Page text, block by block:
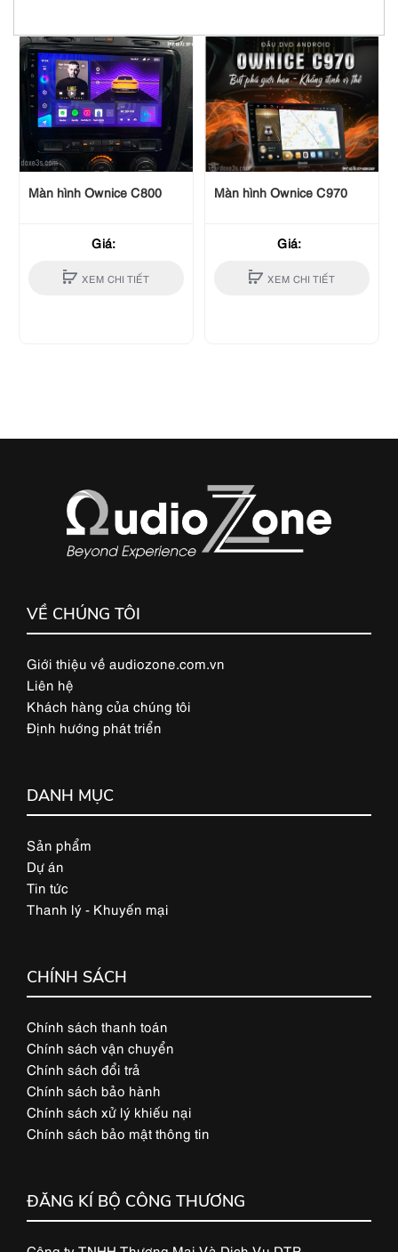
Màn hình Ownice C800
Giá:
XEM CHI TIẾT
Màn hình Ownice C970
Giá:
XEM CHI TIẾT
VỀ CHÚNG TÔI
Giới thiệu về audiozone.com.vn
Liên hệ
Khách hàng của chúng tôi
Định hướng phát triển
DANH MỤC
Sản phẩm
Dự án
Tin tức
Thanh lý - Khuyến mại
CHÍNH SÁCH
Chính sách thanh toán
Chính sách vận chuyển
Chính sách đổi trả
Chính sách bảo hành
Chính sách xử lý khiếu nại
Chính sách bảo mật thông tin
ĐĂNG KÍ BỘ CÔNG THƯƠNG